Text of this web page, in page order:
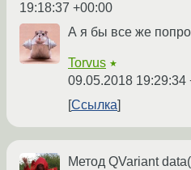
19:18:37 +00:00
А я бы все же
Torvus ★
09.05.2018 19:29:34
Ссылка
Метод QVariant